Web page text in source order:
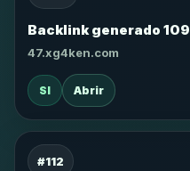
Backlink generado 109
47.xg4ken.com
SI Abrir
#112